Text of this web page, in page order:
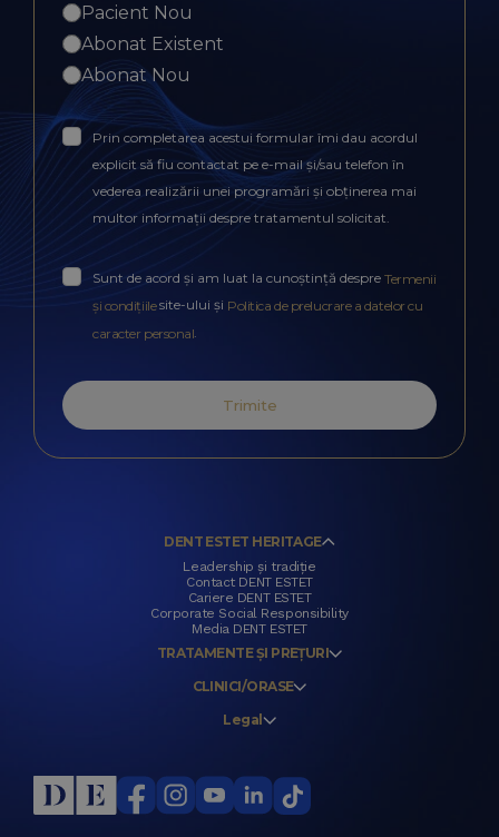
Pacient Nou
Abonat Existent
Abonat Nou
Prin completarea acestui formular îmi dau acordul
explicit să fiu contactat pe e-mail și/sau telefon în
vederea realizării unei programări și obținerea mai
multor informații despre tratamentul solicitat.
Sunt de acord și am luat la cunoștință despre Termenii
și condițiilesite-ului și Politica de prelucrare a datelor cu
caracter personal.
Trimite
DENT ESTET HERITAGE
Leadership și tradiție
Contact DENT ESTET
Cariere DENT ESTET
Corporate Social Responsibility
Media DENT ESTET
TRATAMENTE ȘI PREȚURI
CLINICI/ORASE
Legal